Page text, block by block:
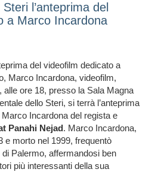
l’anteprima del
a Marco Incardona
del videofilm dedicato a
Marco Incardona, videofilm,
alle ore 18, presso la Sala Magna
dello Steri, si terrà l’anteprima
Incardona del regista e
Panahi Nejad. Marco Incardona,
e morto nel 1999, frequentò
di Palermo, affermandosi ben
più interessanti della sua